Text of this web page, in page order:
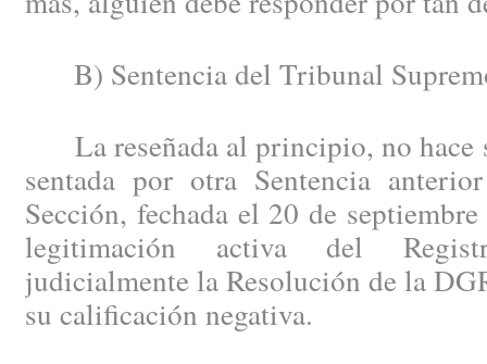
B) Sentencia del Tribunal
La reseñada al principio, no hace
sentada por otra Sentencia
Sección, fechada el 20 de
legitimación activa del
judicialmente la Resolución de la
su calificación negativa.